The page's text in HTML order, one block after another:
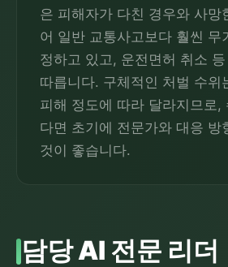
은 피해자가 다친 경우와 사망
어 일반 교통사고보다 훨씬 무
정하고 있고, 운전면허 취소
따릅니다. 구체적인 처벌 수위
피해 정도에 따라 달라지므로,
다면 초기에 전문가와 대응 방
것이 좋습니다.
담당 AI 전문 리더